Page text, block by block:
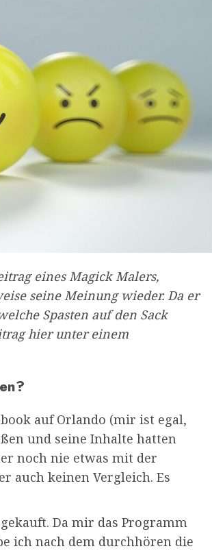
eines Magick Malers,
seine Meinung wieder. Da er
Spasten auf den Sack
hier unter einem
auf Orlando (mir ist egal,
und seine Inhalte hatten
noch nie etwas mit der
auch keinen Vergleich. Es
Da mir das Programm
ich nach dem durchhören die